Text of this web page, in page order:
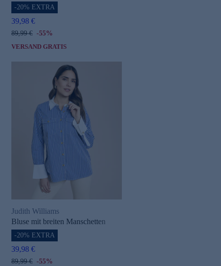
-20% EXTRA
39,98 €
89,99 € -55%
VERSAND GRATIS
Judith Williams
Bluse mit breiten Manschetten
-20% EXTRA
39,98 €
89,99 € -55%